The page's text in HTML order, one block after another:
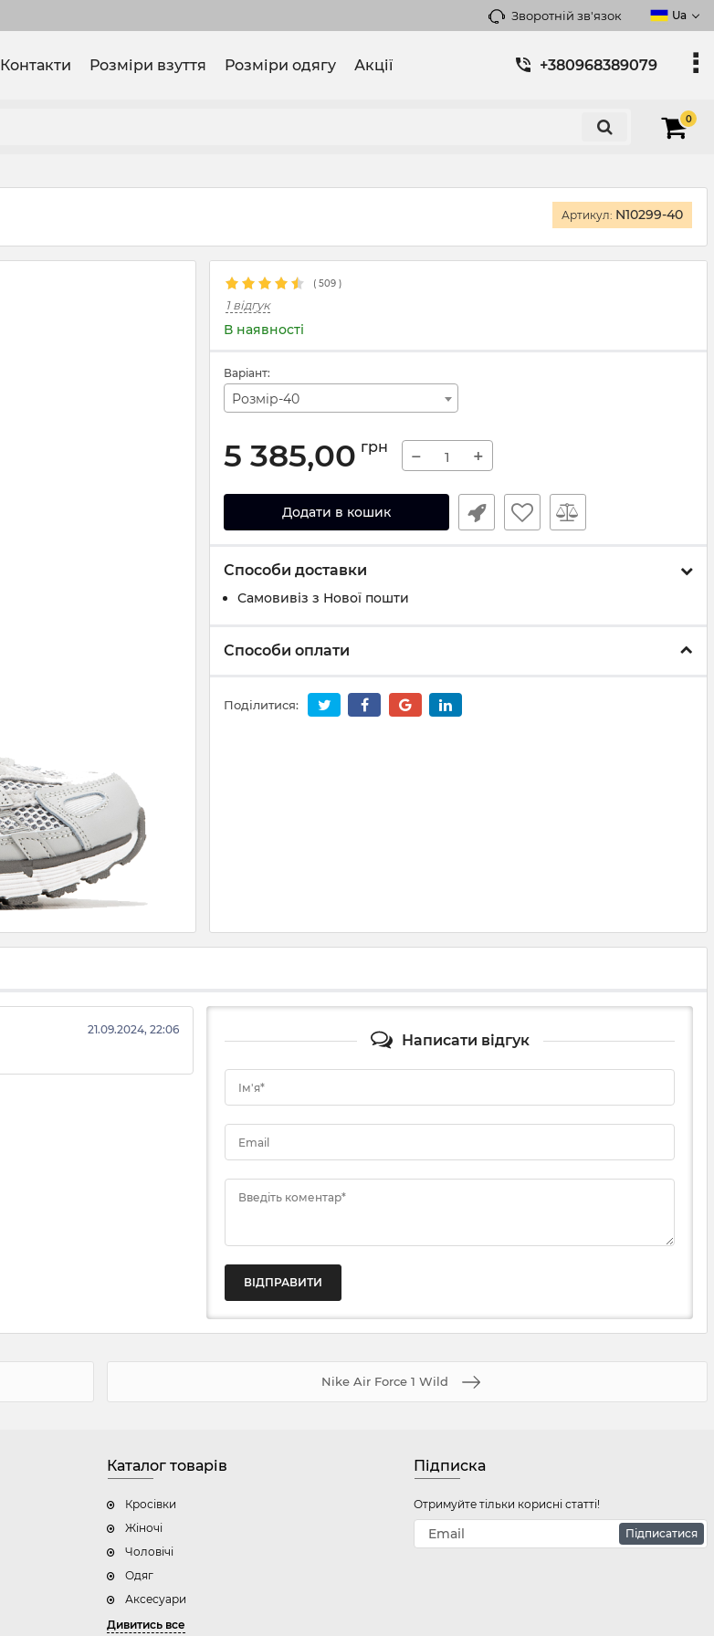
Зворотній зв'язок Ua
Контакти Розміри взуття Розміри одягу Акції +380968389079
0
Артикул: N10299-40
( 509 )
1 відгук
В наявності
Варіант:
Розмір-40
5 385,00 грн − +
Додати в кошик
Способи доставки
Самовивіз з Нової пошти
Способи оплати
Поділитися:
21.09.2024, 22:06
Написати відгук
Ім'я*
Email
Введіть коментар*
Nike Air Force 1 Wild
Каталог товарів
Кросівки
Жіночі
Чоловічі
Одяг
Аксесуари
Дивитись все
Підписка
Отримуйте тільки корисні статті!
Підписатися